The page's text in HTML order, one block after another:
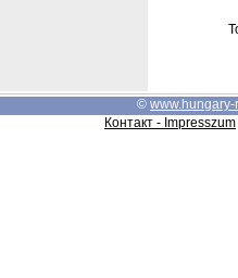
© www.hungary-
Контакт - Impresszum